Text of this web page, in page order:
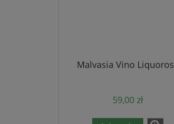
Malvasia Vino
59,00 zł